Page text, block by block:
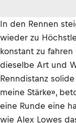
In den Rennen
wieder zu
konstant zu
dieselbe Art und
Renndistanz
meine Stärke»,
eine Runde eine
wie Alex Lowes